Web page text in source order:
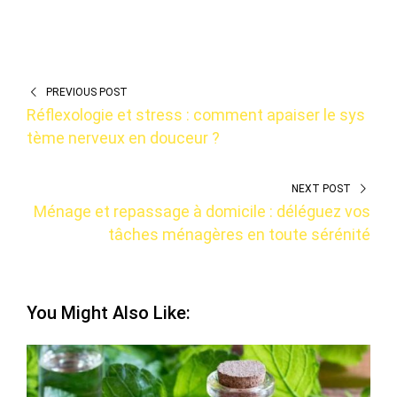
PREVIOUS POST
Réflexologie et stress : comment apaiser le sys
tème nerveux en douceur ?
NEXT POST
Ménage et repassage à domicile : déléguez vos
tâches ménagères en toute sérénité
You Might Also Like: